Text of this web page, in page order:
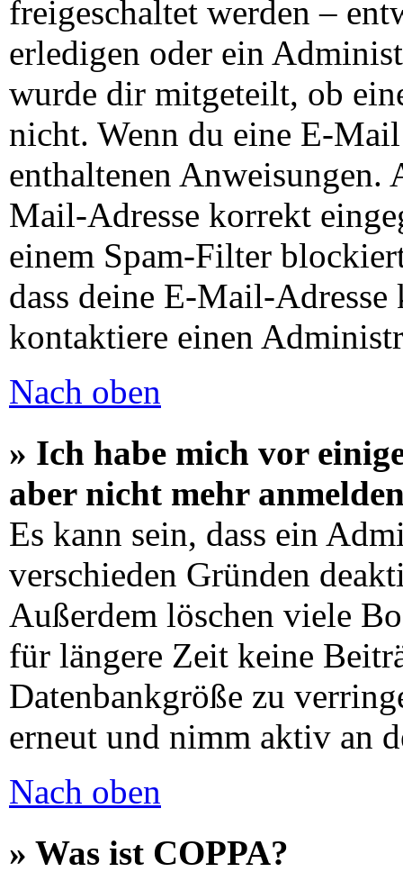
freigeschaltet werden –
erledigen oder ein
wurde dir mitgeteilt, ob
nicht. Wenn du eine E-
enthaltenen Anweisungen.
Mail-Adresse korrekt
einem Spam-Filter
dass deine E-Mail-
kontaktiere einen
Nach oben
» Ich habe mich vor
aber nicht mehr
Es kann sein, dass ein
verschieden Gründen
Außerdem löschen viele
für längere Zeit keine
Datenbankgröße zu
erneut und nimm aktiv an
Nach oben
» Was ist COPPA?